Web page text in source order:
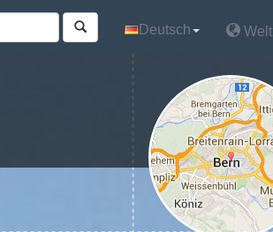
Deutsch Welt
Deutsch Welt